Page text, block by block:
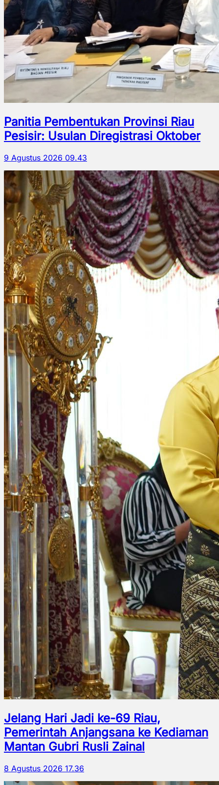
Panitia Pembentukan Provinsi Riau
Pesisir: Usulan Diregistrasi Oktober
9 Agustus 2026 09.43
Jelang Hari Jadi ke-69 Riau,
Pemerintah Anjangsana ke Kediaman
Mantan Gubri Rusli Zainal
8 Agustus 2026 17.36